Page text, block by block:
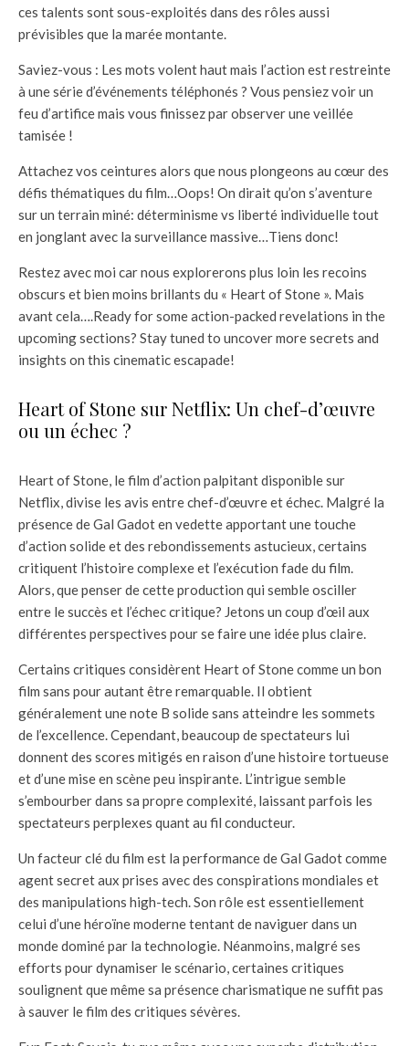
ces talents sont sous-exploités dans des rôles aussi
prévisibles que la marée montante.
Saviez-vous : Les mots volent haut mais l’action est restreinte
à une série d’événements téléphonés ? Vous pensiez voir un
feu d’artifice mais vous finissez par observer une veillée
tamisée !
Attachez vos ceintures alors que nous plongeons au cœur des
défis thématiques du film…Oops! On dirait qu’on s’aventure
sur un terrain miné: déterminisme vs liberté individuelle tout
en jonglant avec la surveillance massive…Tiens donc!
Restez avec moi car nous explorerons plus loin les recoins
obscurs et bien moins brillants du « Heart of Stone ». Mais
avant cela….Ready for some action-packed revelations in the
upcoming sections? Stay tuned to uncover more secrets and
insights on this cinematic escapade!
Heart of Stone sur Netflix: Un chef-d’œuvre
ou un échec ?
Heart of Stone, le film d’action palpitant disponible sur
Netflix, divise les avis entre chef-d’œuvre et échec. Malgré la
présence de Gal Gadot en vedette apportant une touche
d’action solide et des rebondissements astucieux, certains
critiquent l’histoire complexe et l’exécution fade du film.
Alors, que penser de cette production qui semble osciller
entre le succès et l’échec critique? Jetons un coup d’œil aux
différentes perspectives pour se faire une idée plus claire.
Certains critiques considèrent Heart of Stone comme un bon
film sans pour autant être remarquable. Il obtient
généralement une note B solide sans atteindre les sommets
de l’excellence. Cependant, beaucoup de spectateurs lui
donnent des scores mitigés en raison d’une histoire tortueuse
et d’une mise en scène peu inspirante. L’intrigue semble
s’embourber dans sa propre complexité, laissant parfois les
spectateurs perplexes quant au fil conducteur.
Un facteur clé du film est la performance de Gal Gadot comme
agent secret aux prises avec des conspirations mondiales et
des manipulations high-tech. Son rôle est essentiellement
celui d’une héroïne moderne tentant de naviguer dans un
monde dominé par la technologie. Néanmoins, malgré ses
efforts pour dynamiser le scénario, certaines critiques
soulignent que même sa présence charismatique ne suffit pas
à sauver le film des critiques sévères.